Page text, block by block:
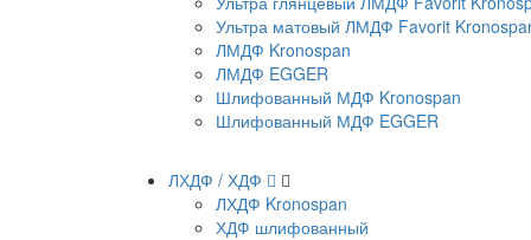
Ультра матовый ЛМДФ Favorit
ЛМДФ Kronospan
ЛМДФ EGGER
Шлифованный МДФ Kronospan
Шлифованный МДФ EGGER
ЛХДФ / ХДФ
ЛХДФ Kronospan
ХДФ шлифованный